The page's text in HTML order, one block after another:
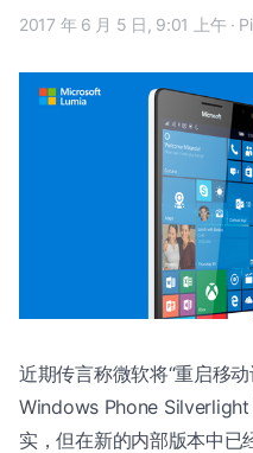
2017 年 6 月 5 日, 9:01 上午 ·
近期传言称微软将“重启移
Windows Phone
实，但在新的内部版本中已